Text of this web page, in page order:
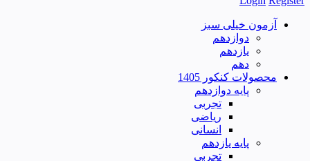
آزمون خیلی سبز
دوازدهم
یازدهم
دهم
محصولات کنکور 1405
پایه دوازدهم
تجربی
ریاضی
انسانی
پایه یازدهم
تجربی